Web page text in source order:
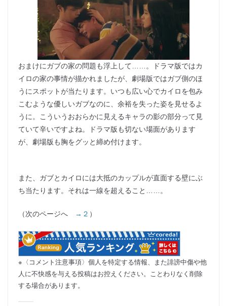
おまけにガブの家の問題も浮上して……。ドラマ版ではカ
イロの家の事情が描かれましたが、劇場版ではガブ側のほ
うにスポットが当たります。いつも広い心でカイロを包み
こむような優しいガブなのに、余裕を失った姿を見せるよ
うに。こういうおおらかに見えるキャラの影の部分って見
ていて辛いですよね。ドラマ版も切ない場面があります
が、劇場版も胸をグッと締め付けます。
また、ガブとカイロには大抵のカップルが直面する壁にぶ
ち当たります。それは一線を超えること……。
（次のページへ →２ ）
※〈コメント注意事項〉個人を特定する情報、また誹謗中傷や他
人に不快感を与える投稿はお控えください。ことわりなく削除
する場合があります。